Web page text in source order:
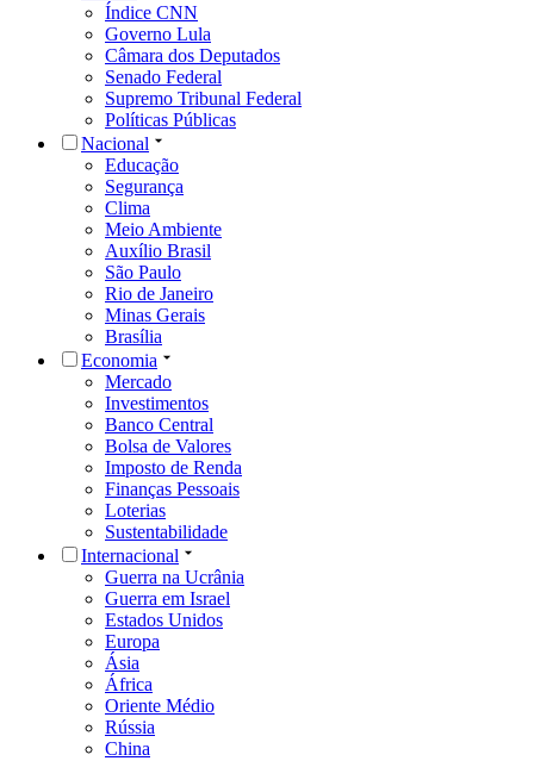
Índice CNN
Governo Lula
Câmara dos Deputados
Senado Federal
Supremo Tribunal Federal
Políticas Públicas
Nacional
Educação
Segurança
Clima
Meio Ambiente
Auxílio Brasil
São Paulo
Rio de Janeiro
Minas Gerais
Brasília
Economia
Mercado
Investimentos
Banco Central
Bolsa de Valores
Imposto de Renda
Finanças Pessoais
Loterias
Sustentabilidade
Internacional
Guerra na Ucrânia
Guerra em Israel
Estados Unidos
Europa
Ásia
África
Oriente Médio
Rússia
China